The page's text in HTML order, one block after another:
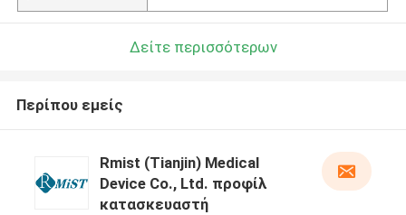
Δείτε περισσότερων
Περίπου εμείς
Rmist (Tianjin) Medical
Device Co., Ltd. προφίλ
κατασκευαστή